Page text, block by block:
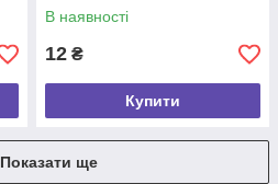
В наявності
12 ₴
Купити
Показати ще